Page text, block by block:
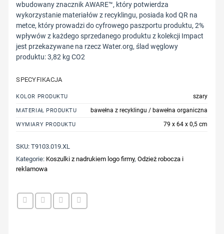
wbudowany znacznik AWARE™, który potwierdza
wykorzystanie materiałów z recyklingu, posiada kod QR na
metce, który prowadzi do cyfrowego paszportu produktu, 2%
wpływów z każdego sprzedanego produktu z kolekcji Impact
jest przekazywane na rzecz Water.org, ślad węglowy
produktu: 3,82 kg CO2
SPECYFIKACJA
KOLOR PRODUKTU szary
MATERIAŁ PRODUKTU bawełna z recyklingu / bawełna organiczna
WYMIARY PRODUKTU 79 x 64 x 0,5 cm
SKU:T9103.019.XL
Kategorie: Koszulki z nadrukiem logo firmy,Odzież robocza i
reklamowa